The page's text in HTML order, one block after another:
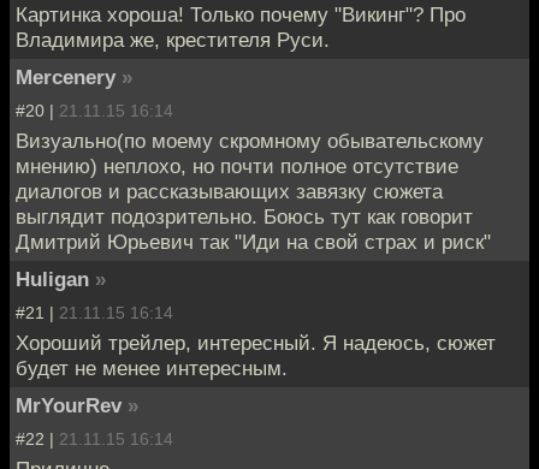
Картинка хороша! Только почему "Викинг"? Про
Владимира же, крестителя Руси.
Mercenery »
#20 | 21.11.15 16:14
Визуально(по моему скромному обывательскому
мнению) неплохо, но почти полное отсутствие
диалогов и рассказывающих завязку сюжета
выглядит подозрительно. Боюсь тут как говорит
Дмитрий Юрьевич так "Иди на свой страх и риск"
Huligan »
#21 | 21.11.15 16:14
Хороший трейлер, интересный. Я надеюсь, сюжет
будет не менее интересным.
MrYourRev »
#22 | 21.11.15 16:14